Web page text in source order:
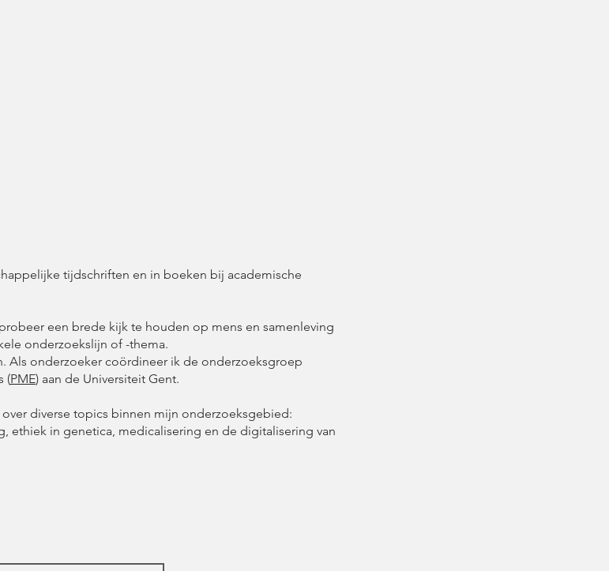
tijdschriften en in boeken bij academische
een brede kijk te houden op mens en samenleving
onderzoekslijn of -thema.
Als onderzoeker coördineer ik de onderzoeksgroep
(PME) aan de Universiteit Gent.
diverse topics binnen mijn onderzoeksgebied:
ethiek in genetica, medicalisering en de digitalisering van